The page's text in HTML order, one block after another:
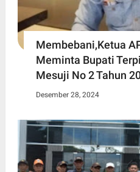
Membebani,Ketua
Meminta Bupati
Mesuji No 2 Tahun
Desember 28, 2024